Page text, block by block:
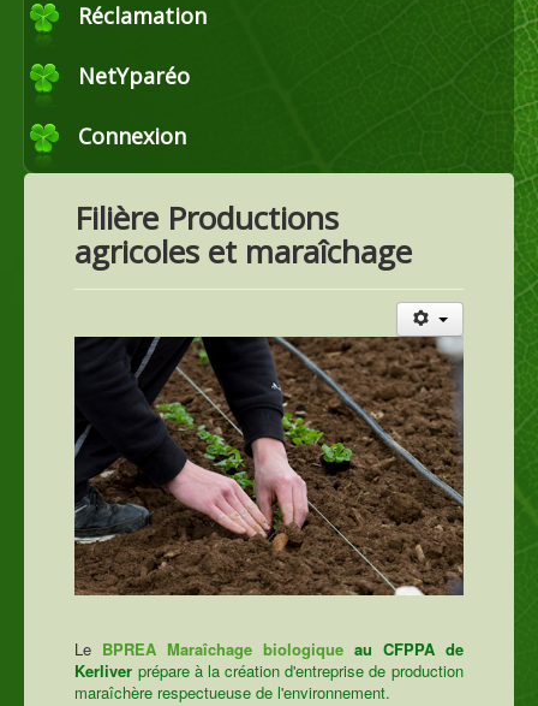
Réclamation
NetYparéo
Connexion
Filière Productions
agricoles et maraîchage
Le BPREA Maraîchage biologique au CFPPA de
Kerliver prépare à la création d'entreprise de production
maraîchère respectueuse de l'environnement.